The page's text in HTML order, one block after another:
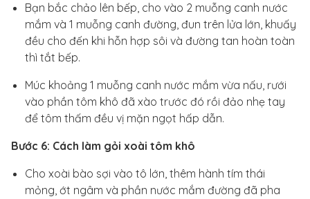
Bạn bắc chảo lên bếp, cho vào 2 muỗng canh nước
mắm và 1 muỗng canh đường, đun trên lửa lớn, khuấy
đều cho đến khi hỗn hợp sôi và đường tan hoàn toàn
thì tắt bếp.
Múc khoảng 1 muỗng canh nước mắm vừa nấu, rưới
vào phần tôm khô đã xào trước đó rồi đảo nhẹ tay
để tôm thấm đều vị mặn ngọt hấp dẫn.
Bước 6: Cách làm gỏi xoài tôm khô
Cho xoài bào sợi vào tô lớn, thêm hành tím thái
mỏng, ớt ngâm và phần nước mắm đường đã pha